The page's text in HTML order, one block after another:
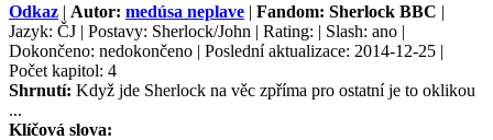
Odkaz | Autor: medúsa neplave | Fandom: Sherlock BBC |
Jazyk: ČJ | Postavy: Sherlock/John | Rating: | Slash: ano |
Dokončeno: nedokončeno | Poslední aktualizace: 2014-12-25 |
Počet kapitol: 4
Shrnutí: Když jde Sherlock na věc zpříma pro ostatní je to oklikou
...
Klíčová slova: